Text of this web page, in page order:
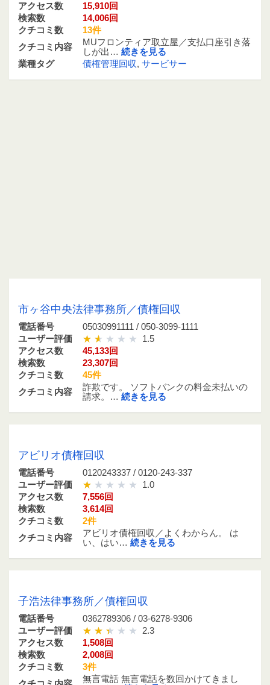
アクセス数
15,910回
検索数
14,006回
クチコミ数
13件
クチコミ内容
MUフロンティア取立屋／支払口座引き落
しが出… 続きを見る
業種タグ
債権管理回収, サービサー
市ヶ谷中央法律事務所／債権回収
電話番号
05030991111 / 050-3099-1111
ユーザー評価
1.5
アクセス数
45,133回
検索数
23,307回
クチコミ数
45件
クチコミ内容
詐欺です。 ソフトバンクの料金未払いの
請求。… 続きを見る
アビリオ債権回収
電話番号
0120243337 / 0120-243-337
ユーザー評価
1.0
アクセス数
7,556回
検索数
3,614回
クチコミ数
2件
クチコミ内容
アビリオ債権回収／よくわからん。 は
い、はい… 続きを見る
子浩法律事務所／債権回収
電話番号
0362789306 / 03-6278-9306
ユーザー評価
2.3
アクセス数
1,508回
検索数
2,008回
クチコミ数
3件
無言電話 無言電話を数回かけてきまし